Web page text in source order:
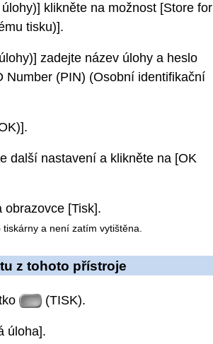
klikněte na možnost [Store for
tisku)].
zadejte název úlohy a heslo
Number (PIN) (Osobní identifikační
další nastavení a klikněte na [OK
obrazovce [Tisk].
a není zatím vytištěna.
z tohoto přístroje
(TISK).
úloha].